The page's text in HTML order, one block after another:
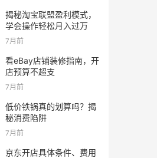
揭秘淘宝联盟盈利模式，
学会操作轻松月入过万
7月前
看eBay店铺装修指南，开
店预算不超支
7月前
低价铁锅真的划算吗？揭
秘消费陷阱
7月前
京东开店具体条件、费用